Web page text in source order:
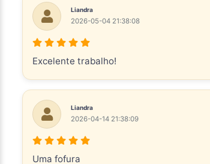
Liandra
2026-05-04 21:38:08
Excelente trabalho!
Liandra
2026-04-14 21:38:09
Uma fofura